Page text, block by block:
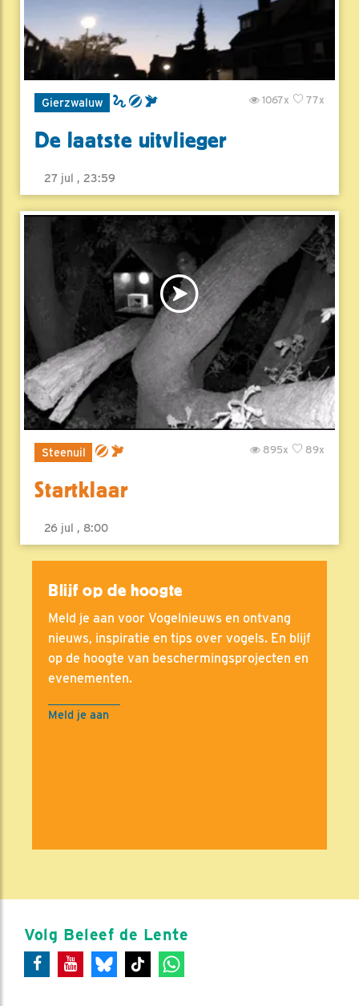
Gierzwaluw 77x
1067x
De laatste uitvlieger
27 jul , 23:59
Steenuil 89x
895x
Startklaar
26 jul , 8:00
Blijf op de hoogte
Meld je aan voor Vogelnieuws en ontvang
nieuws, inspiratie en tips over vogels. En blijf
op de hoogte van beschermingsprojecten en
evenementen.
Meld je aan
Volg Beleef de Lente